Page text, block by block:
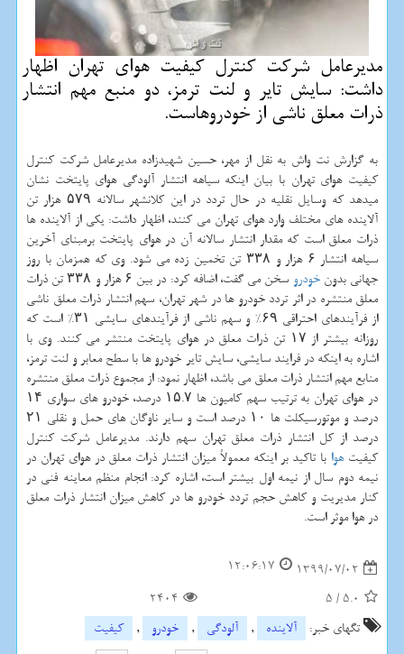
مدیرعامل شركت كنترل كیفیت هوای تهران اظهار
داشت: سایش تایر و لنت ترمز، دو منبع مهم انتشار
ذرات معلق ناشی از خودروهاست.
به گزارش نت واش به نقل از مهر، حسین شهیدزاده مدیرعامل شرکت کنترل
کیفیت هوای تهران با بیان اینکه سیاهه انتشار آلودگی هوای پایتخت نشان
میدهد که وسایل نقلیه در حال تردد در این کلانشهر سالانه ۵۷۹ هزار تن
آلاینده های مختلف وارد هوای تهران می کنند، اظهار داشت: یکی از آلاینده ها
ذرات معلق است که مقدار انتشار سالانه آن در هوای پایتخت برمبنای آخرین
سیاهه انتشار ۶ هزار و ۳۳۸ تن تخمین زده می شود. وی که همزمان با روز
جهانی بدونخودرو
سخن می گفت، اضافه کرد: در بین ۶ هزار و ۳۳۸ تن ذرات
معلق منتشره در اثر تردد خودرو ها در شهر تهران، سهم انتشار ذرات معلق ناشی
از فرآیندهای احتراقی ۶۹% و سهم ناشی از فرآیندهای سایشی ۳۱% است که
روزانه بیشتر از ۱۷ تن ذرات معلق در هوای پایتخت منتشر می کنند. وی با
اشاره به اینکه در فرایند سایشی، سایش تایر خودرو ها با سطح معابر و لنت ترمز،
منابع مهم انتشار ذرات معلق می باشد، اظهار نمود: از مجموع ذرات معلق منتشره
در هوای تهران به ترتیب سهم کامیون ها ۱۵.۷ درصد، خودرو های سواری ۱۴
درصد و موتورسیکلت ها ۱۰ درصد است و سایر ناوگان های حمل و نقلی ۲۱
درصد از کل انتشار ذرات معلق تهران سهم دارند. مدیرعامل شرکت کنترل
کیفیتهوا با تاکید بر اینکه معمولاً میزان انتشار ذرات معلق در هوای تهران در
نیمه دوم سال از نیمه اول بیشتر است، اشاره کرد: انجام منظم معاینه فنی در
کنار مدیریت و کاهش حجم تردد خودرو ها در کاهش میزان انتشار ذرات معلق
در هوا موثر است.
1399/07/02
12:06:17
5.0
/
5
2404
تگهای خبر:
آلاینده , آلودگی , خودرو ,
كیفیت